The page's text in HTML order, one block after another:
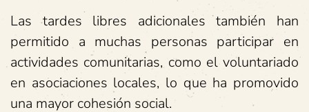
Las tardes libres adicionales también han
permitido a muchas personas participar en
actividades comunitarias, como el voluntariado
en asociaciones locales, lo que ha promovido
una mayor cohesión social.